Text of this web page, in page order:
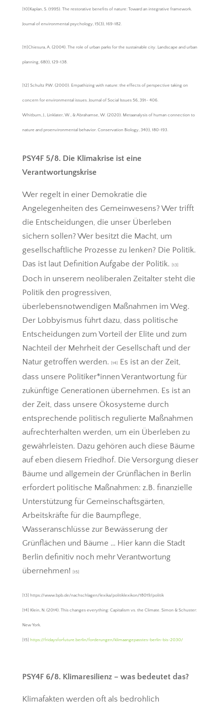
[10]Kaplan, S. (1995). The restorative benefits of nature: Toward an integrative framework.
Journal of environmental psychology, 15(3), 169-182.
[11]Chiesura, A. (2004). The role of urban parks for the sustainable city. Landscape and urban
planning, 68(1), 129-138.
[12] Schultz P.W. (2000). Empathizing with nature: the effects of perspective taking on
concern for environmental issues. Journal of Social Issues 56, 391– 406.
Whitburn, J., Linklater, W., & Abrahamse, W. (2020). Metaanalysis of human connection to
nature and proenvironmental behavior. Conservation Biology, 34(1), 180-193.
PSY4F 5/8. Die Klimakrise ist eine
Verantwortungskrise
Wer regelt in einer Demokratie die
Angelegenheiten des Gemeinwesens? Wer trifft
die Entscheidungen, die unser Überleben
sichern sollen? Wer besitzt die Macht, um
gesellschaftliche Prozesse zu lenken? Die Politik.
Das ist laut Definition Aufgabe der Politik.
[13]
Doch in unserem neoliberalen Zeitalter steht die
Politik den progressiven,
überlebensnotwendigen Maßnahmen im Weg.
Der Lobbyismus führt dazu, dass politische
Entscheidungen zum Vorteil der Elite und zum
Nachteil der Mehrheit der Gesellschaft und der
Natur getroffen werden.
[14]
Es ist an der Zeit,
dass unsere Politiker*innen Verantwortung für
zukünftige Generationen übernehmen. Es ist an
der Zeit, dass unsere Ökosysteme durch
entsprechende politisch regulierte Maßnahmen
aufrechterhalten werden, um ein Überleben zu
gewährleisten. Dazu gehören auch diese Bäume
auf eben diesem Friedhof. Die Versorgung dieser
Bäume und allgemein der Grünflächen in Berlin
erfordert politische Maßnahmen: z.B. finanzielle
Unterstützung für Gemeinschaftsgärten,
Arbeitskräfte für die Baumpflege,
Wasseranschlüsse zur Bewässerung der
Grünflächen und Bäume … Hier kann die Stadt
Berlin definitiv noch mehr Verantwortung
übernehmen!
[15]
[13] https://www.bpb.de/nachschlagen/lexika/politiklexikon/18019/politik
[14] Klein, N. (2014). This changes everything: Capitalism vs. the Climate. Simon & Schuster:
New York.
[15] https://fridaysforfuture.berlin/forderungen/klimaangepasstes-berlin-bis-2030/
PSY4F 6/8. Klimaresilienz – was bedeutet das?
Klimafakten werden oft als bedrohlich